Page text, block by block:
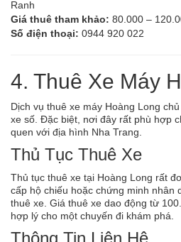
Ranh
Giá thuê tham khảo: 80.000 –
Số điện thoại: 0944 920 022
4. Thuê Xe Máy
Dịch vụ thuê xe máy Hoàng Long
xe số. Đặc biệt, nơi đây rất phù hợp
quen với địa hình Nha Trang.
Thủ Tục Thuê Xe
Thủ tục thuê xe tại Hoàng Long rất
cấp hộ chiếu hoặc chứng minh nhân
thuê xe. Giá thuê xe dao động từ
hợp lý cho một chuyến đi khám phá.